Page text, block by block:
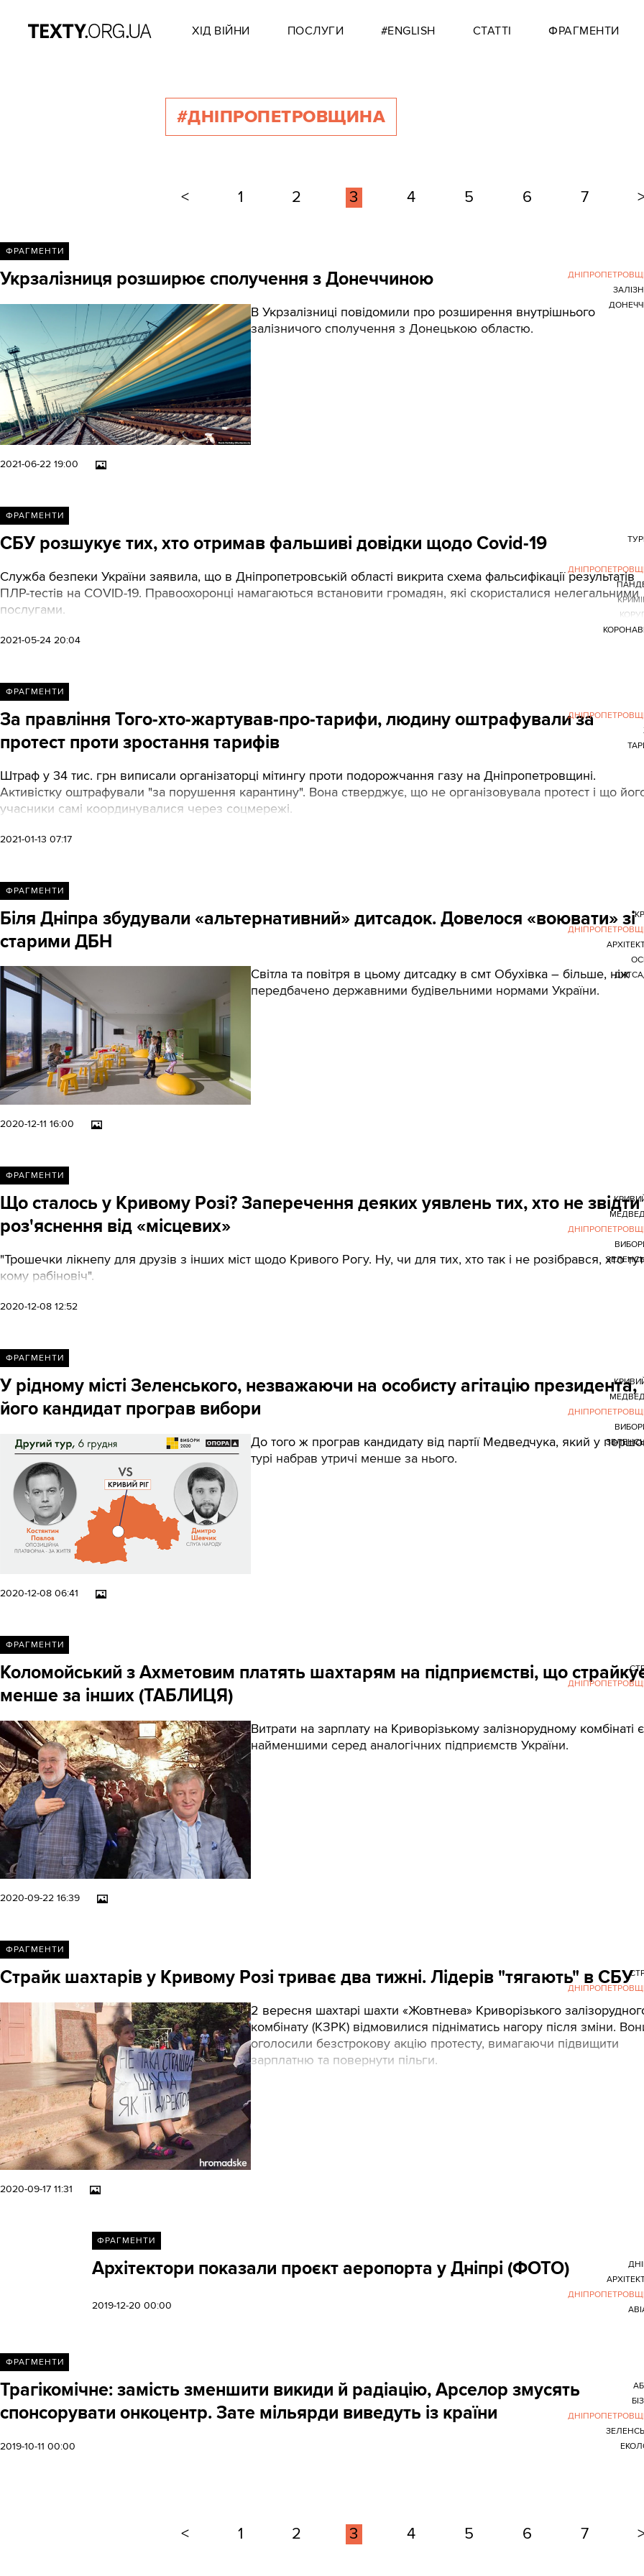
ХІД ВІЙНИ ПОСЛУГИ #ENGLISH СТАТТІ ФРАГМЕНТИ
#ДНІПРОПЕТРОВЩИНА
< 1 2 3 4 5 6 7
ФРАГМЕНТИ
Укрзалізниця розширює сполучення з Донеччиною
В Укрзалізниці повідомили про розширення внутрішнього
залізничого сполучення з Донецькою областю.
2021-06-22 19:00
ФРАГМЕНТИ
СБУ розшукує тих, хто отримав фальшиві довідки щодо Covid-19
Служба безпеки України заявила, що в Дніпропетровській області викрита схема фальсифікації результатів
ПЛР-тестів на COVID-19. Правоохоронці намагаються встановити громадян, які скористалися нелегальними
послугами.
2021-05-24 20:04
ФРАГМЕНТИ
За правління Того-хто-жартував-про-тарифи, людину оштрафували за
протест проти зростання тарифів
Штраф у 34 тис. грн виписали організаторці мітингу проти подорожчання газу на Дніпропетровщині.
Активістку оштрафували "за порушення карантину". Вона стверджує, що не організовувала протест і що
учасники самі координувалися через соцмережі.
2021-01-13 07:17
ФРАГМЕНТИ
Біля Дніпра збудували «альтернативний» дитсадок. Довелося «воювати» зі
старими ДБН
Світла та повітря в цьому дитсадку в смт Обухівка – більше, ніж
передбачено державними будівельними нормами України.
2020-12-11 16:00
ФРАГМЕНТИ
Що сталось у Кривому Розі? Заперечення деяких уявлень тих, хто не звідти
роз'яснення від «місцевих»
"Трошечки лікнепу для друзів з інших міст щодо Кривого Рогу. Ну, чи для тих, хто так і не розібрався, хто тут
кому рабіновіч".
2020-12-08 12:52
ФРАГМЕНТИ
У рідному місті Зеленського, незважаючи на особисту агітацію президента,
його кандидат програв вибори
До того ж програв кандидату від партії Медведчука, який у
турі набрав утричі менше за нього.
2020-12-08 06:41
ФРАГМЕНТИ
Коломойський з Ахметовим платять шахтарям на підприємстві, що
менше за інших (ТАБЛИЦЯ)
Витрати на зарплату на Криворізькому залізнорудному комбінаті є
найменшими серед аналогічних підприємств України.
2020-09-22 16:39
ФРАГМЕНТИ
Страйк шахтарів у Кривому Розі триває два тижні. Лідерів "тягають" в СБУ
2 вересня шахтарі шахти «Жовтнева» Криворізького
комбінату (КЗРК) відмовилися підніматись нагору після зміни.
оголосили безстрокову акцію протесту, вимагаючи підвищити
зарплатню та повернути пільги.
2020-09-17 11:31
ФРАГМЕНТИ
Архітектори показали проєкт аеропорта у Дніпрі (ФОТО)
2019-12-20 00:00
ФРАГМЕНТИ
Трагікомічне: замість зменшити викиди й радіацію, Арселор змусять
спонсорувати онкоцентр. Зате мільярди виведуть із країни
2019-10-11 00:00
< 1 2 3 4 5 6 7